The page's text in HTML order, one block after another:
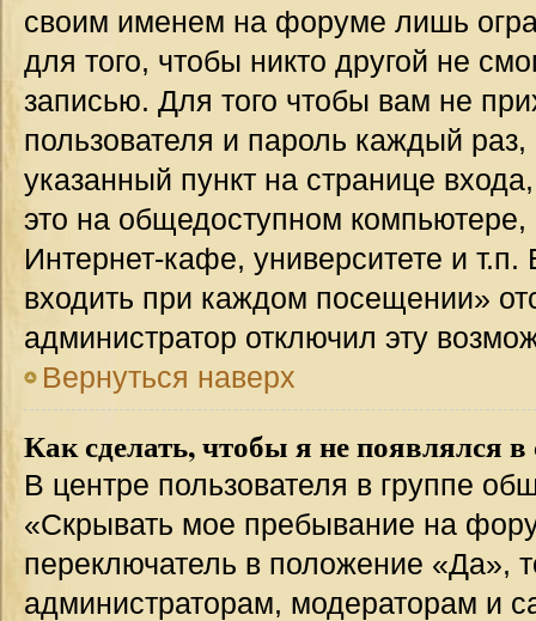
своим именем на форуме лишь
для того, чтобы никто другой не
записью. Для того чтобы вам не
пользователя и пароль каждый
указанный пункт на странице
это на общедоступном
Интернет-кафе, университете и т.п.
входить при каждом посещении»
администратор отключил эту
Вернуться наверх
Как сделать, чтобы я не появлялся
В центре пользователя в группе
«Скрывать мое пребывание на
переключатель в положение «Да»,
администраторам, модераторам и